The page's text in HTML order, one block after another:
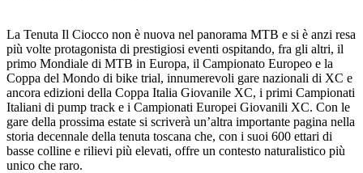
La Tenuta Il Ciocco non è nuova nel panorama MTB e si è anzi resa
più volte protagonista di prestigiosi eventi ospitando, fra gli altri, il
primo Mondiale di MTB in Europa, il Campionato Europeo e la
Coppa del Mondo di bike trial, innumerevoli gare nazionali di XC e
ancora edizioni della Coppa Italia Giovanile XC, i primi Campionati
Italiani di pump track e i Campionati Europei Giovanili XC. Con le
gare della prossima estate si scriverà un’altra importante pagina nella
storia decennale della tenuta toscana che, con i suoi 600 ettari di
basse colline e rilievi più elevati, offre un contesto naturalistico più
unico che raro.